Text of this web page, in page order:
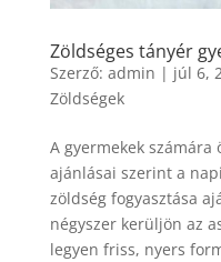
Zöldséges tányér
Szerző: admin | júl 6,
Zöldségek
A gyermekek számára
ajánlásai szerint a
zöldség fogyasztása
négyszer kerüljön az
legyen friss, nyers